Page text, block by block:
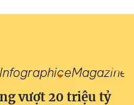
InfographiceMagazine
vượt 20 triệu tỷ